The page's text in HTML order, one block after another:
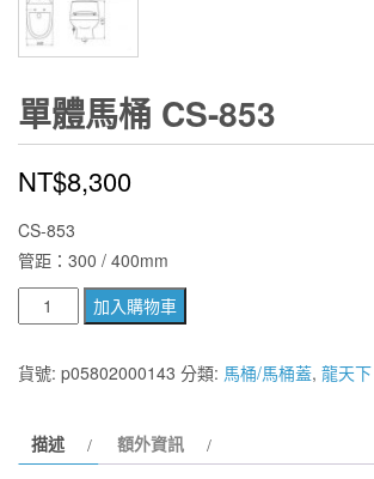
單體馬桶 CS-853
NT$8,300
CS-853
管距：300 / 400mm
體
馬
桶
853
加入購物車
貨號: p05802000143 分類: 馬桶/馬桶蓋, 龍天下
描述 額外資訊